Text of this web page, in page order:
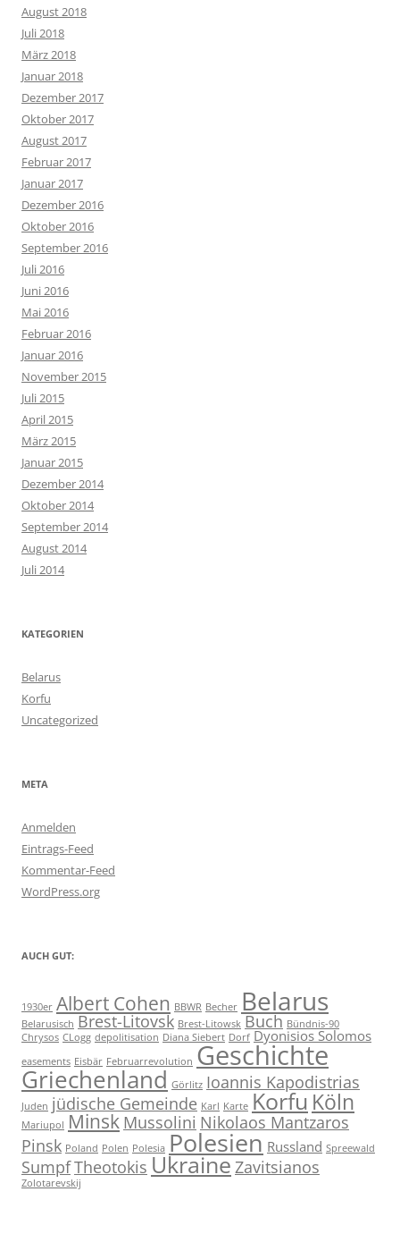
August 2018
Juli 2018
März 2018
Januar 2018
Dezember 2017
Oktober 2017
August 2017
Februar 2017
Januar 2017
Dezember 2016
Oktober 2016
September 2016
Juli 2016
Juni 2016
Mai 2016
Februar 2016
Januar 2016
November 2015
Juli 2015
April 2015
März 2015
Januar 2015
Dezember 2014
Oktober 2014
September 2014
August 2014
Juli 2014
KATEGORIEN
Belarus
Korfu
Uncategorized
META
Anmelden
Eintrags-Feed
Kommentar-Feed
WordPress.org
AUCH GUT:
1930er Albert Cohen BBWR Becher Belarus
Belarusisch Brest-Litovsk Brest-Litowsk Buch Bündnis-90
Chrysos CLogg depolitisation Diana Siebert Dorf Dyonisios Solomos
easements Eisbär Februarrevolution Geschichte
Griechenland Görlitz Ioannis Kapodistrias
Juden jüdische Gemeinde Karl Karte Korfu Köln
Mariupol Minsk Mussolini Nikolaos Mantzaros
Pinsk Poland Polen Polesia Polesien Russland Spreewald
SumpfTheotokis UkraineZavitsianos
Zolotarevskij